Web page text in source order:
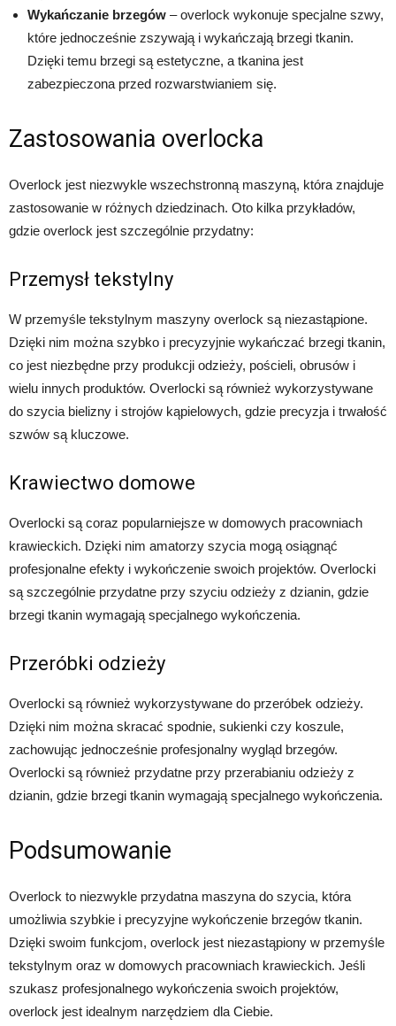
Wykańczanie brzegów – overlock wykonuje specjalne szwy,
które jednocześnie zszywają i wykańczają brzegi tkanin.
Dzięki temu brzegi są estetyczne, a tkanina jest
zabezpieczona przed rozwarstwianiem się.
Zastosowania overlocka
Overlock jest niezwykle wszechstronną maszyną, która znajduje
zastosowanie w różnych dziedzinach. Oto kilka przykładów,
gdzie overlock jest szczególnie przydatny:
Przemysł tekstylny
W przemyśle tekstylnym maszyny overlock są niezastąpione.
Dzięki nim można szybko i precyzyjnie wykańczać brzegi tkanin,
co jest niezbędne przy produkcji odzieży, pościeli, obrusów i
wielu innych produktów. Overlocki są również wykorzystywane
do szycia bielizny i strojów kąpielowych, gdzie precyzja i trwałość
szwów są kluczowe.
Krawiectwo domowe
Overlocki są coraz popularniejsze w domowych pracowniach
krawieckich. Dzięki nim amatorzy szycia mogą osiągnąć
profesjonalne efekty i wykończenie swoich projektów. Overlocki
są szczególnie przydatne przy szyciu odzieży z dzianin, gdzie
brzegi tkanin wymagają specjalnego wykończenia.
Przeróbki odzieży
Overlocki są również wykorzystywane do przeróbek odzieży.
Dzięki nim można skracać spodnie, sukienki czy koszule,
zachowując jednocześnie profesjonalny wygląd brzegów.
Overlocki są również przydatne przy przerabianiu odzieży z
dzianin, gdzie brzegi tkanin wymagają specjalnego wykończenia.
Podsumowanie
Overlock to niezwykle przydatna maszyna do szycia, która
umożliwia szybkie i precyzyjne wykończenie brzegów tkanin.
Dzięki swoim funkcjom, overlock jest niezastąpiony w przemyśle
tekstylnym oraz w domowych pracowniach krawieckich. Jeśli
szukasz profesjonalnego wykończenia swoich projektów,
overlock jest idealnym narzędziem dla Ciebie.